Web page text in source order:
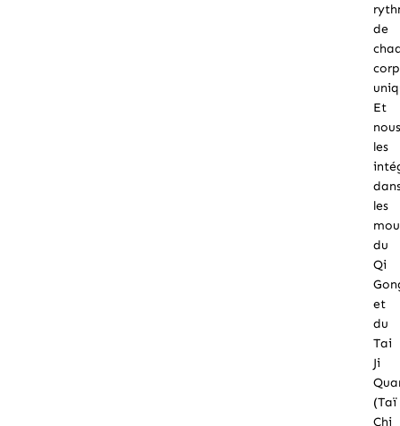
de
Et
les
les
du
Qi
et
du
Tai
Ji
(Taï
Chi